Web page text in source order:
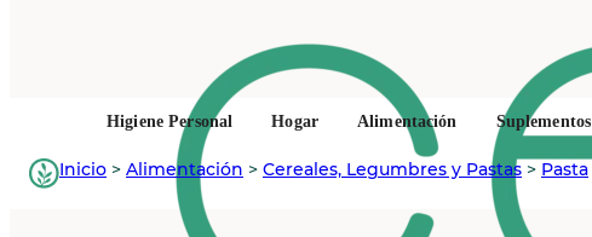
Higiene Personal Hogar Alimentación Suplementos
Inicio > Alimentación > Cereales, Legumbres y Pastas > Pasta